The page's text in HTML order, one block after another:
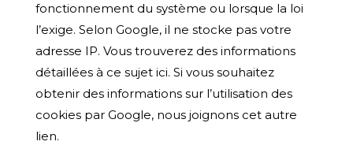
fonctionnement du système ou lorsque la loi
l’exige. Selon Google, il ne stocke pas votre
adresse IP. Vous trouverez des informations
détaillées à ce sujet ici. Si vous souhaitez
obtenir des informations sur l’utilisation des
cookies par Google, nous joignons cet autre
lien.